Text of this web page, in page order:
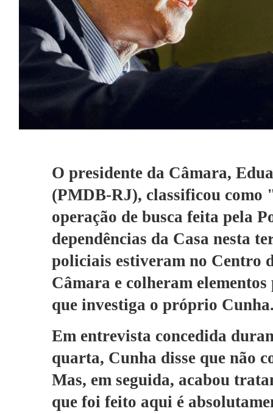
O presidente da Câmara,
(PMDB-RJ), classificou como
operação de busca feita pela
dependências da Casa nesta
policiais estiveram no Centro
Câmara e colheram
que investiga o próprio
Em entrevista concedida
quarta, Cunha disse que não
Mas, em seguida, acabou
que foi feito aqui é